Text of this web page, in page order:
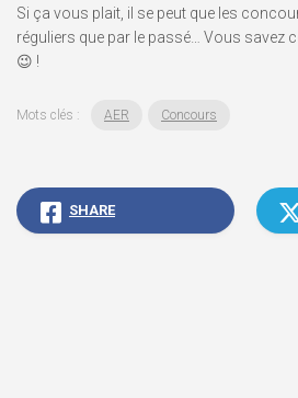
Si ça vous plait, il se peut que les
réguliers que par le passé… Vous savez
😉 !
Mots clés : AER Concours
SHARE